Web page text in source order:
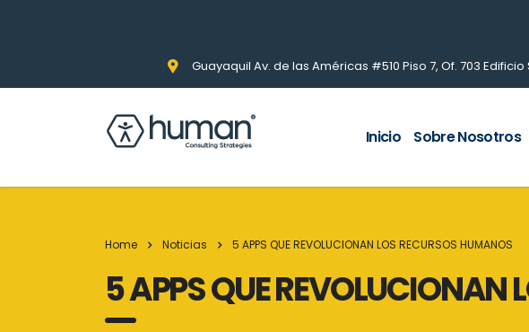
Guayaquil Av. de las Américas #510 Piso 7, Of. 703
Inicio Sobre Nosotros
Home Noticias 5 APPS QUE REVOLUCIONAN LOS RECURSOS HUMANOS
5 APPS QUE REVOLUCIONAN